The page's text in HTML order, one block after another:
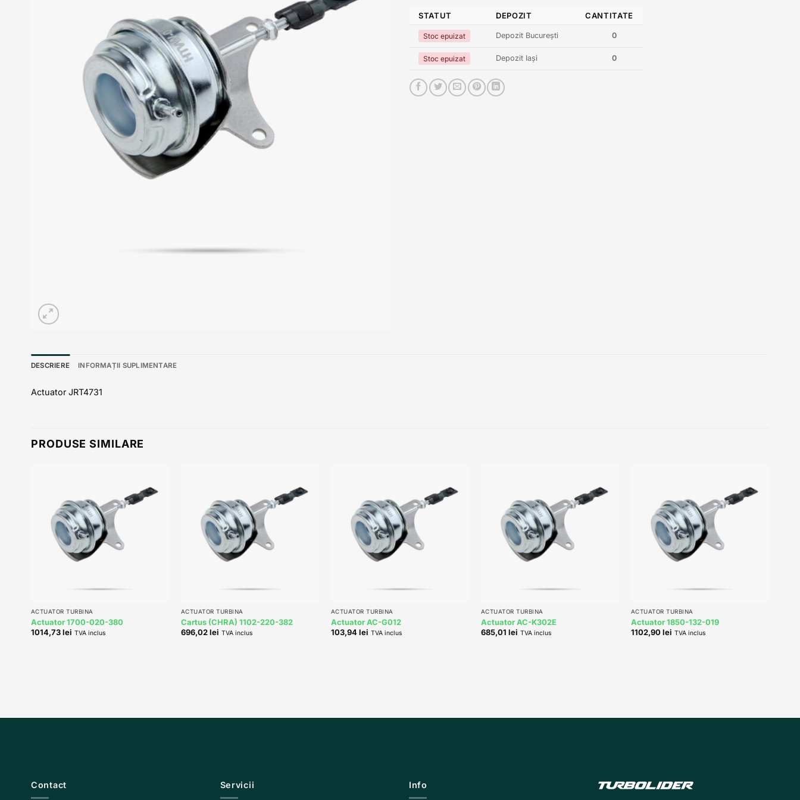
STATUT DEPOZIT CANTITATE
Stoc epuizat Depozit București 0
Stoc epuizat Depozit Iași 0
DESCRIERE INFORMAȚII SUPLIMENTARE
Actuator JRT4731
PRODUSE SIMILARE
Add to
wishlist
ACTUATOR TURBINA
Actuator 1700-020-380
1014,73lei TVA inclus
Add to
wishlist
ACTUATOR TURBINA
Cartus (CHRA) 1102-220-382
696,02lei TVA inclus
Add to
wishlist
ACTUATOR TURBINA
Actuator AC-G012
103,94lei TVA inclus
Add to
wishlist
ACTUATOR TURBINA
Actuator AC-K302E
685,01 lei TVA inclus
Add to
wishlist
ACTUATOR TURBINA
Actuator 1850-132-019
1102,90lei TVA inclus
Contact Servicii Info